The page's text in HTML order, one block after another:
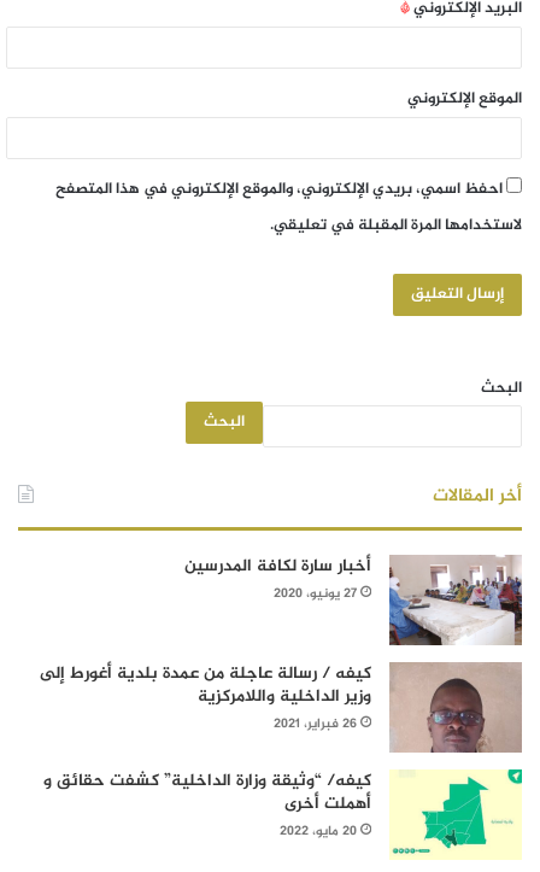
البريد الإلكتروني*
الموقع الإلكتروني
احفظ اسمي، بريدي الإلكتروني، والموقع الإلكتروني في هذا المتصفح
لاستخدامها المرة المقبلة في تعليقي.
البحث
البحث
أخر المقالات
أخبار سارة لكافة المدرسين
27 يونيو، 2020
كيفه / رسالة عاجلة من عمدة بلدية أغورط إلى
وزير الداخلية واللامركزية
26 فبراير، 2021
كيفه/ “وثيقة وزارة الداخلية” كشفت حقائق و
أهملت أخرى
20 مايو، 2022